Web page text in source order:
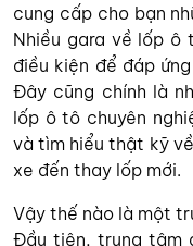
cung cấp cho bạn
Nhiều gara về lốp ô
điều kiện để đáp
Đây cũng chính là
lốp ô tô chuyên
và tìm hiểu thật kỹ
xe đến thay lốp mới.
Vậy thế nào là một
Đầu tiên, trung tâm